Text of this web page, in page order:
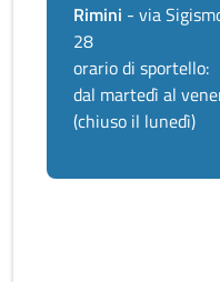
Rimini - via
28
orario di sportello:
dal martedì al
(chiuso il lunedì)